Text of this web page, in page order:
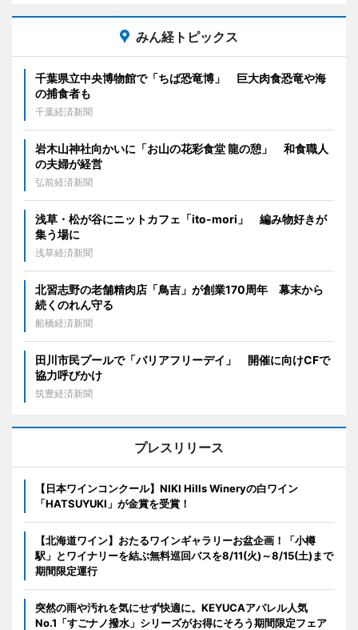
みん経トピックス
千葉県立中央博物館で「ちば恐竜博」 巨大肉食恐竜や海
の捕食者も
千葉経済新聞
岩木山神社向かいに「お山の花彩食堂 龍の憩」 和食職人
の夫婦が経営
弘前経済新聞
浅草・松が谷にニットカフェ「ito-mori」 編み物好きが
集う場に
浅草経済新聞
北習志野の老舗精肉店「鳥吉」が創業170周年 幕末から
続くのれん守る
船橋経済新聞
田川市民プールで「バリアフリーデイ」 開催に向けCFで
協力呼びかけ
筑豊経済新聞
プレスリリース
【日本ワインコンクール】NIKI Hills Wineryの白ワイン
「HATSUYUKI」が金賞を受賞！
【北海道ワイン】おたるワインギャラリーお盆企画！「小樽
駅」とワイナリーを結ぶ無料巡回バスを8/11(火)～8/15(土)まで
期間限定運行
突然の雨や汚れを気にせず快適に。KEYUCAアパレル人気
No.1「すごナノ撥水」シリーズがお得にそろう期間限定フェア